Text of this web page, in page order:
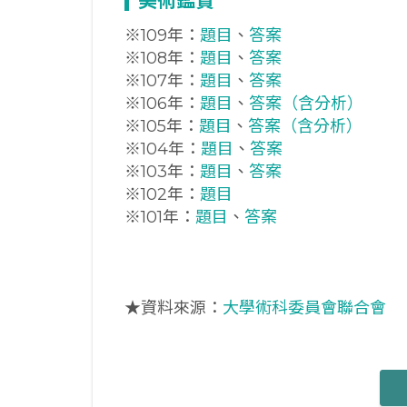
※109年： 題目 、 答案
※108年： 題目 、 答案
※107年： 題目 、 答案
※106年： 題目 、 答案（含分析）
※105年： 題目 、 答案（含分析）
※104年： 題目 、 答案
※103年： 題目 、 答案
※102年： 題目
※101年： 題目 、 答案
★資料來源： 大學術科委員會聯合會